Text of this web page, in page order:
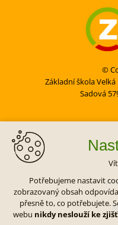
Potřebujeme nastavit
zobrazovaný obsah
přesně to, co potřebujete.
webu nikdy neslouží ke
©
Základní škola
Sadová